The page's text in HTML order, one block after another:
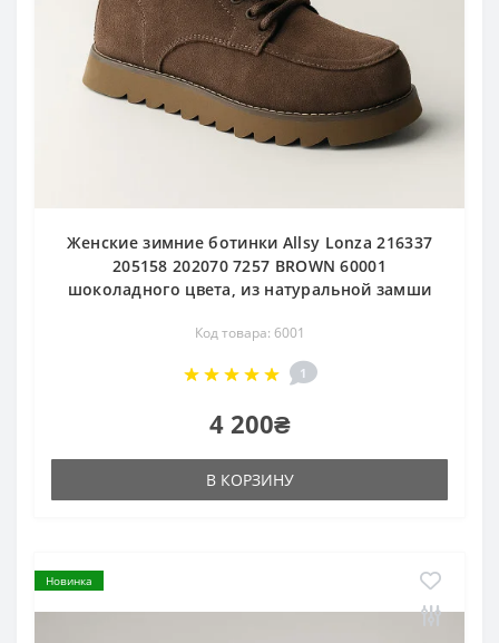
Женские зимние ботинки Allsy Lonza 216337
205158 202070 7257 BROWN 60001
шоколадного цвета, из натуральной замши
Код товара: 6001
1
4 200₴
В КОРЗИНУ
Новинка